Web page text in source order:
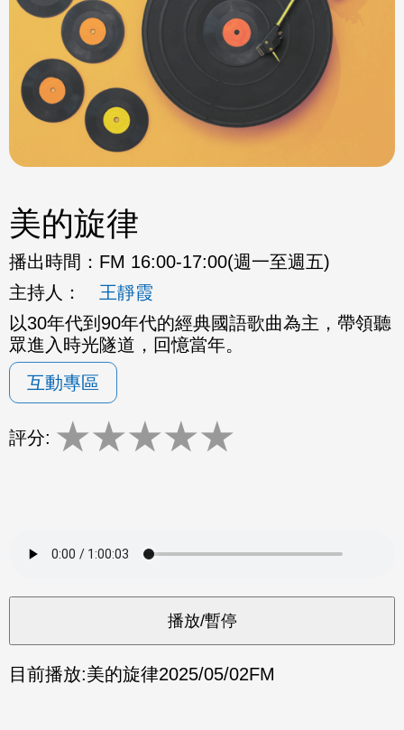
美的旋律
播出時間： FM 16:00-17:00(週一至週五)
主持人：
王靜霞
以30年代到90年代的經典國語歌曲為主，帶領聽
眾進入時光隧道，回憶當年。
互動專區
評分: ★★★★★
目前播放:美的旋律2025/05/02FM